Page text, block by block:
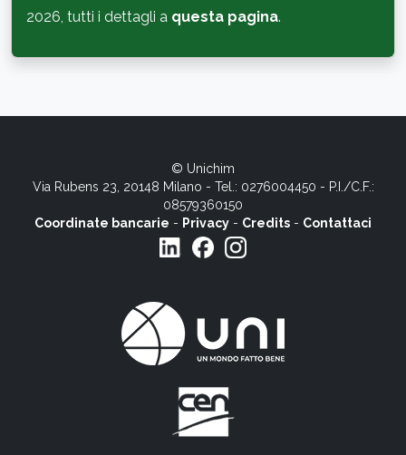
2026, tutti i dettagli a questa pagina.
© Unichim
Via Rubens 23, 20148 Milano - Tel.: 0276004450 - P.I./C.F.:
08579360150
Coordinate bancarie - Privacy - Credits - Contattaci